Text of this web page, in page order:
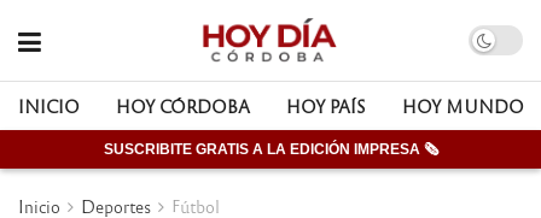
INICIO HOY CÓRDOBA HOY PAÍS HOY MUNDO
SUSCRIBITE GRATIS A LA EDICIÓN IMPRESA 🗞
Inicio Deportes Fútbol